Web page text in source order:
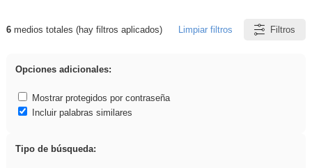
Resultados de: brillo
6medios totales (hay filtros aplicados) Limpiar filtros Filtros
Opciones adicionales:
Mostrar protegidos por contraseña
Incluir palabras similares
Tipo de búsqueda: